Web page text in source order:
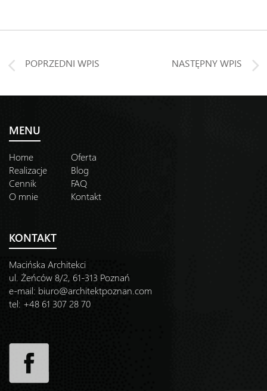
POPRZEDNI WPIS NASTĘPNY WPIS
MENU
Home
Oferta
Realizacje
Blog
Cennik
FAQ
O mnie
Kontakt
KONTAKT
Macińska Architekci
ul. Żeńców 8/2, 61-313 Poznań
e-mail: biuro@architektpoznan.com
tel: +48 61 307 28 70